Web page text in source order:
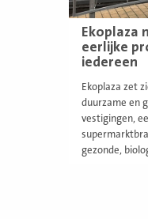
Ekoplaza
eerlijke
iedereen
Ekoplaza zet
duurzame en
vestigingen,
gezonde,